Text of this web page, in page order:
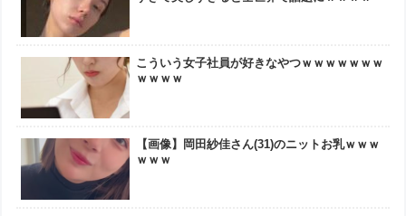
こういう女子社員が好きなやつｗｗｗｗｗｗｗ
ｗｗｗｗ
【画像】岡田紗佳さん(31)のニットお乳ｗｗｗ
ｗｗｗ